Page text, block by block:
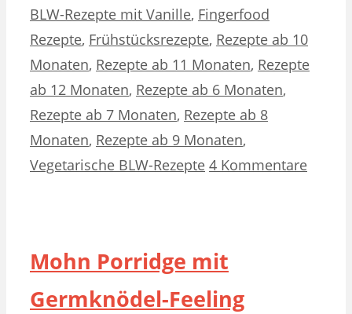
BLW-Rezepte mit Vanille, Fingerfood
Rezepte, Frühstücksrezepte, Rezepte ab 10
Monaten, Rezepte ab 11 Monaten, Rezepte
ab 12 Monaten, Rezepte ab 6 Monaten,
Rezepte ab 7 Monaten, Rezepte ab 8
Monaten, Rezepte ab 9 Monaten,
Vegetarische BLW-Rezepte 4 Kommentare
Mohn Porridge mit
Germknödel-Feeling